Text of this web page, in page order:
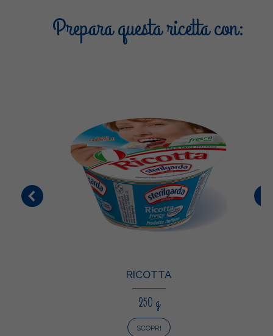
Prepara questa ricetta con:
RICOTTA
250 g
SCOPRI